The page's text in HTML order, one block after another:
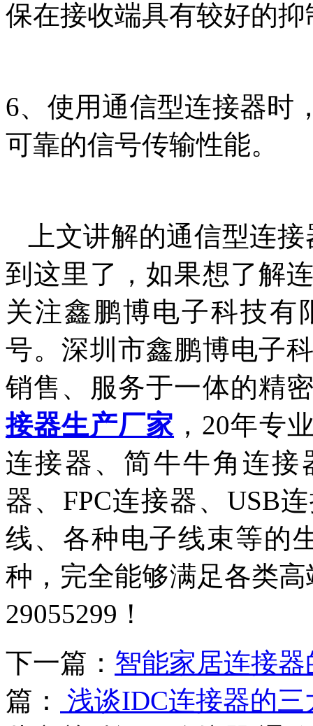
保在接收端具有较好的
6、使用通信型连接器时
可靠的信号传输性能。
上文讲解的通信型连
到这里了，如果想了解
关注鑫鹏博电子科技有
号。深圳市鑫鹏博电子
销售、服务于一体的精
接器生产厂家 ，20年专
连接器、简牛牛角连接
器、FPC连接器、USB
线、各种电子线束等的
种，完全能够满足各类
29055299！
下一篇： 智能家居连接
篇：
浅谈IDC连接器的三